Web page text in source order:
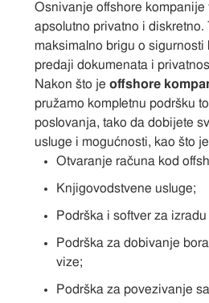
Osnivanje offshore kompanije
apsolutno privatno i diskretno.
maksimalno brigu o sigurnosti
predaji dokumenata i
Nakon što je offshore
pružamo kompletnu podršku
poslovanja, tako da dobijete
usluge i mogućnosti, kao što
Otvaranje računa kod
Knjigovodstvene usluge;
Podrška i softver za
Podrška za dobivanje
vize;
Podrška za povezivanje